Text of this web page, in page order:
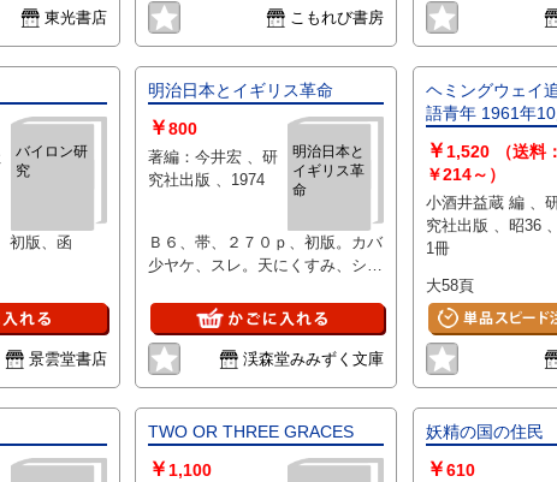
東光書店 こもれび書房
バイロン研
究
初版、函
景雲堂書店
明治日本とイギリス革命
明治日本と
イギリス革
命
￥800
著編：今井宏 、研
究社出版 、1974
Ｂ６、帯、２７０ｐ、初版。カバ
少ヤケ、スレ。天にくすみ、シミ
渓森堂みみずく文庫
ヘミングウェイ
語青年 1961年10
￥ 1,520
（送料：
￥214～）
小酒井益蔵 編 、研
究社出版 、昭36 、
1冊
大58頁
TWO OR THREE GRACES
￥ 1,100
妖精の国の住民
￥610